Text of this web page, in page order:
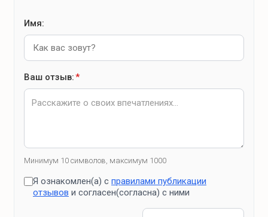
Имя:
Ваш отзыв:*
Минимум 10 символов, максимум 1000
Я ознакомлен(а) с правилами публикации
отзывов и согласен(согласна) с ними